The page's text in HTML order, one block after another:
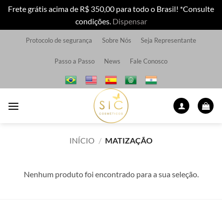
Frete grátis acima de R$ 350,00 para todo o Brasil! *Consulte
condições. Dispensar
Protocolo de segurança Sobre Nós Seja Representante
Passo a Passo News Fale Conosco
INÍCIO / MATIZAÇÃO
Nenhum produto foi encontrado para a sua seleção.